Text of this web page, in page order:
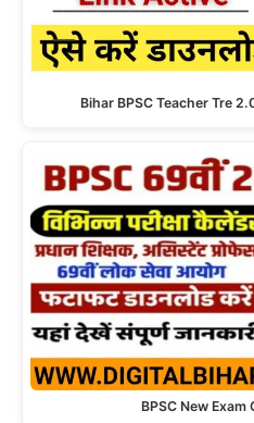
Bihar BPSC Teacher Tre
BPSC New